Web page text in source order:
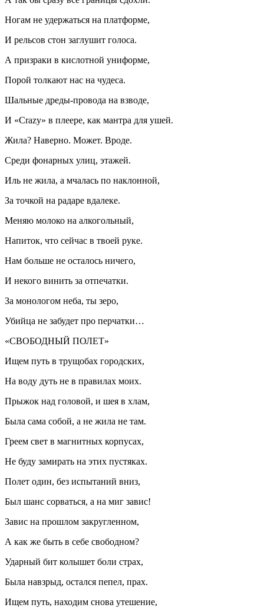
Ногам не удержаться на платформе,
И рельсов стон заглушит голоса.
А призраки в кислотной униформе,
Порой толкают нас на чудеса.
Шальные дреды-провода на взводе,
И «Crazy» в плеере, как мантра для ушей.
Жила? Наверно. Может. Вроде.
Среди фонарных улиц, этажей.
Иль не жила, а мчалась по наклонной,
За точкой на радаре вдалеке.
Меняю молоко на алкогольный,
Напиток, что сейчас в твоей руке.
Нам больше не осталось ничего,
И некого винить за отпечатки.
За монологом неба, ты зеро,
Убийца не забудет про перчатки…
«СВОБОДНЫЙ ПОЛЕТ»
Ищем путь в трущобах городских,
На воду дуть не в правилах моих.
Прыжок над головой, и шея в хлам,
Была сама собой, а не жила не там.
Греем свет в магнитных корпусах,
Не буду замирать на этих пустяках.
Полет один, без испытаний вниз,
Был шанс сорваться, а на миг завис!
Завис на прошлом закругленном,
А как же быть в себе свободном?
Ударный бит колышет боли страх,
Была навзрыд, остался пепел, прах.
Ищем путь, находим снова утешение,